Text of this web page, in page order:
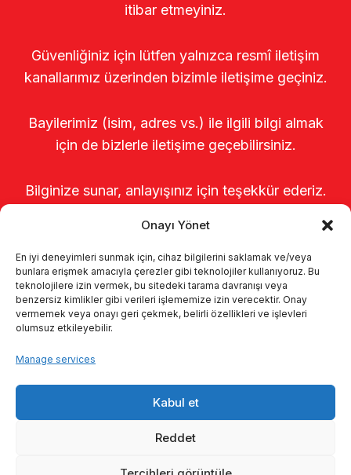
Onayı Yönet
En iyi deneyimleri sunmak için, cihaz bilgilerini saklamak ve/veya
bunlara erişmek amacıyla çerezler gibi teknolojiler kullanıyoruz. Bu
teknolojilere izin vermek, bu sitedeki tarama davranışı veya
benzersiz kimlikler gibi verileri işlememize izin verecektir. Onay
vermemek veya onayı geri çekmek, belirli özellikleri ve işlevleri
olumsuz etkileyebilir.
Manage services
Kabul et
Reddet
itibar etmeyiniz.
Güvenliğiniz için lütfen yalnızca resmî iletişim
kanallarımız üzerinden bizimle iletişime geçiniz.
Bayilerimiz (isim, adres vs.) ile ilgili bilgi almak
için de bizlerle iletişime geçebilirsiniz.
Bilginize sunar, anlayışınız için teşekkür ederiz.
Kalite politikamız